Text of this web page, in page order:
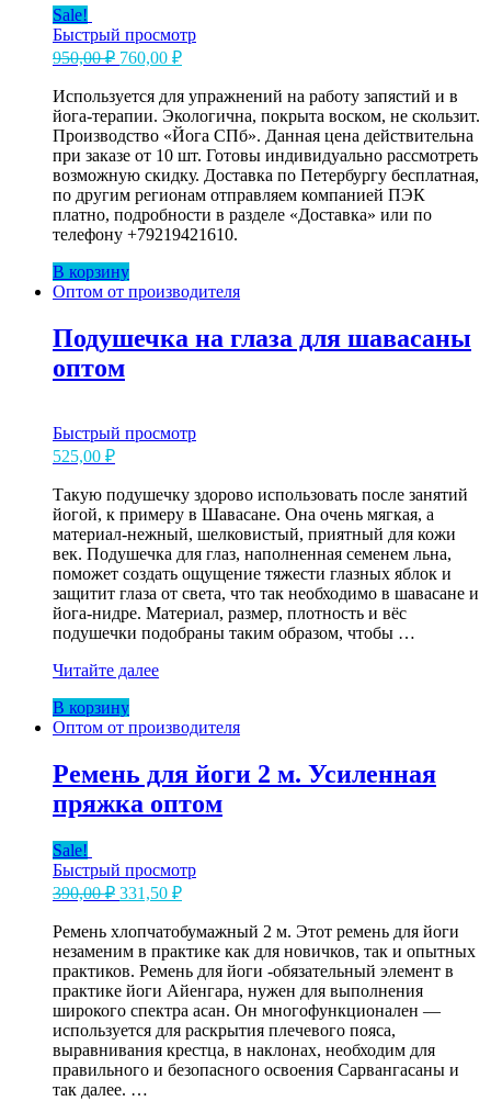
Sale!
Быстрый просмотр
950,00₽ Первоначальная
составляла
950,00 ₽.
760,00 ₽Текущая
760,00 ₽.
Используется для упражнений на работу запястий и в
йога-терапии. Экологична, покрыта воском, не скользит.
Производство «Йога СПб». Данная цена действительна
при заказе от 10 шт. Готовы индивидуально рассмотреть
возможную скидку. Доставка по Петербургу бесплатная,
по другим регионам отправляем компанией ПЭК
платно, подробности в разделе «Доставка» или по
телефону +79219421610.
В корзину
Оптом от производителя
Подушечка на глаза для шавасаны
оптом
Быстрый просмотр
525,00 ₽
Такую подушечку здорово использовать после занятий
йогой, к примеру в Шавасане. Она очень мягкая, а
материал-нежный, шелковистый, приятный для кожи
век. Подушечка для глаз, наполненная семенем льна,
поможет создать ощущение тяжести глазных яблок и
защитит глаза от света, что так необходимо в шавасане и
йога-нидре. Материал, размер, плотность и вёс
подушечки подобраны таким образом, чтобы …
Подушечка
глаза
для
оптом
Читайте далее
В корзину
Оптом от производителя
Ремень для йоги 2 м. Усиленная
пряжка оптом
Sale!
Быстрый просмотр
390,00₽ Первоначальная
составляла
390,00 ₽.
331,50 ₽Текущая
331,50 ₽.
Ремень хлопчатобумажный 2 м. Этот ремень для йоги
незаменим в практике как для новичков, так и опытных
практиков. Ремень для йоги -обязательный элемент в
практике йоги Айенгара, нужен для выполнения
широкого спектра асан. Он многофункционален —
используется для раскрытия плечевого пояса,
выравнивания крестца, в наклонах, необходим для
правильного и безопасного освоения Сарвангасаны и
так далее. …